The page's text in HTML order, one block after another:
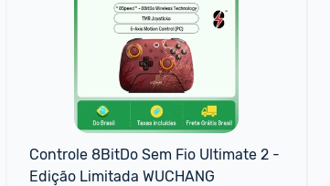
Controle 8BitDo Sem Fio Ultimate 2 -
Edição Limitada WUCHANG